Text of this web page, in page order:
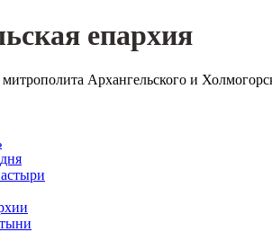
епархия
Архангельского и